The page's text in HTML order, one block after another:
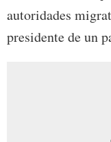
autoridades
presidente de un